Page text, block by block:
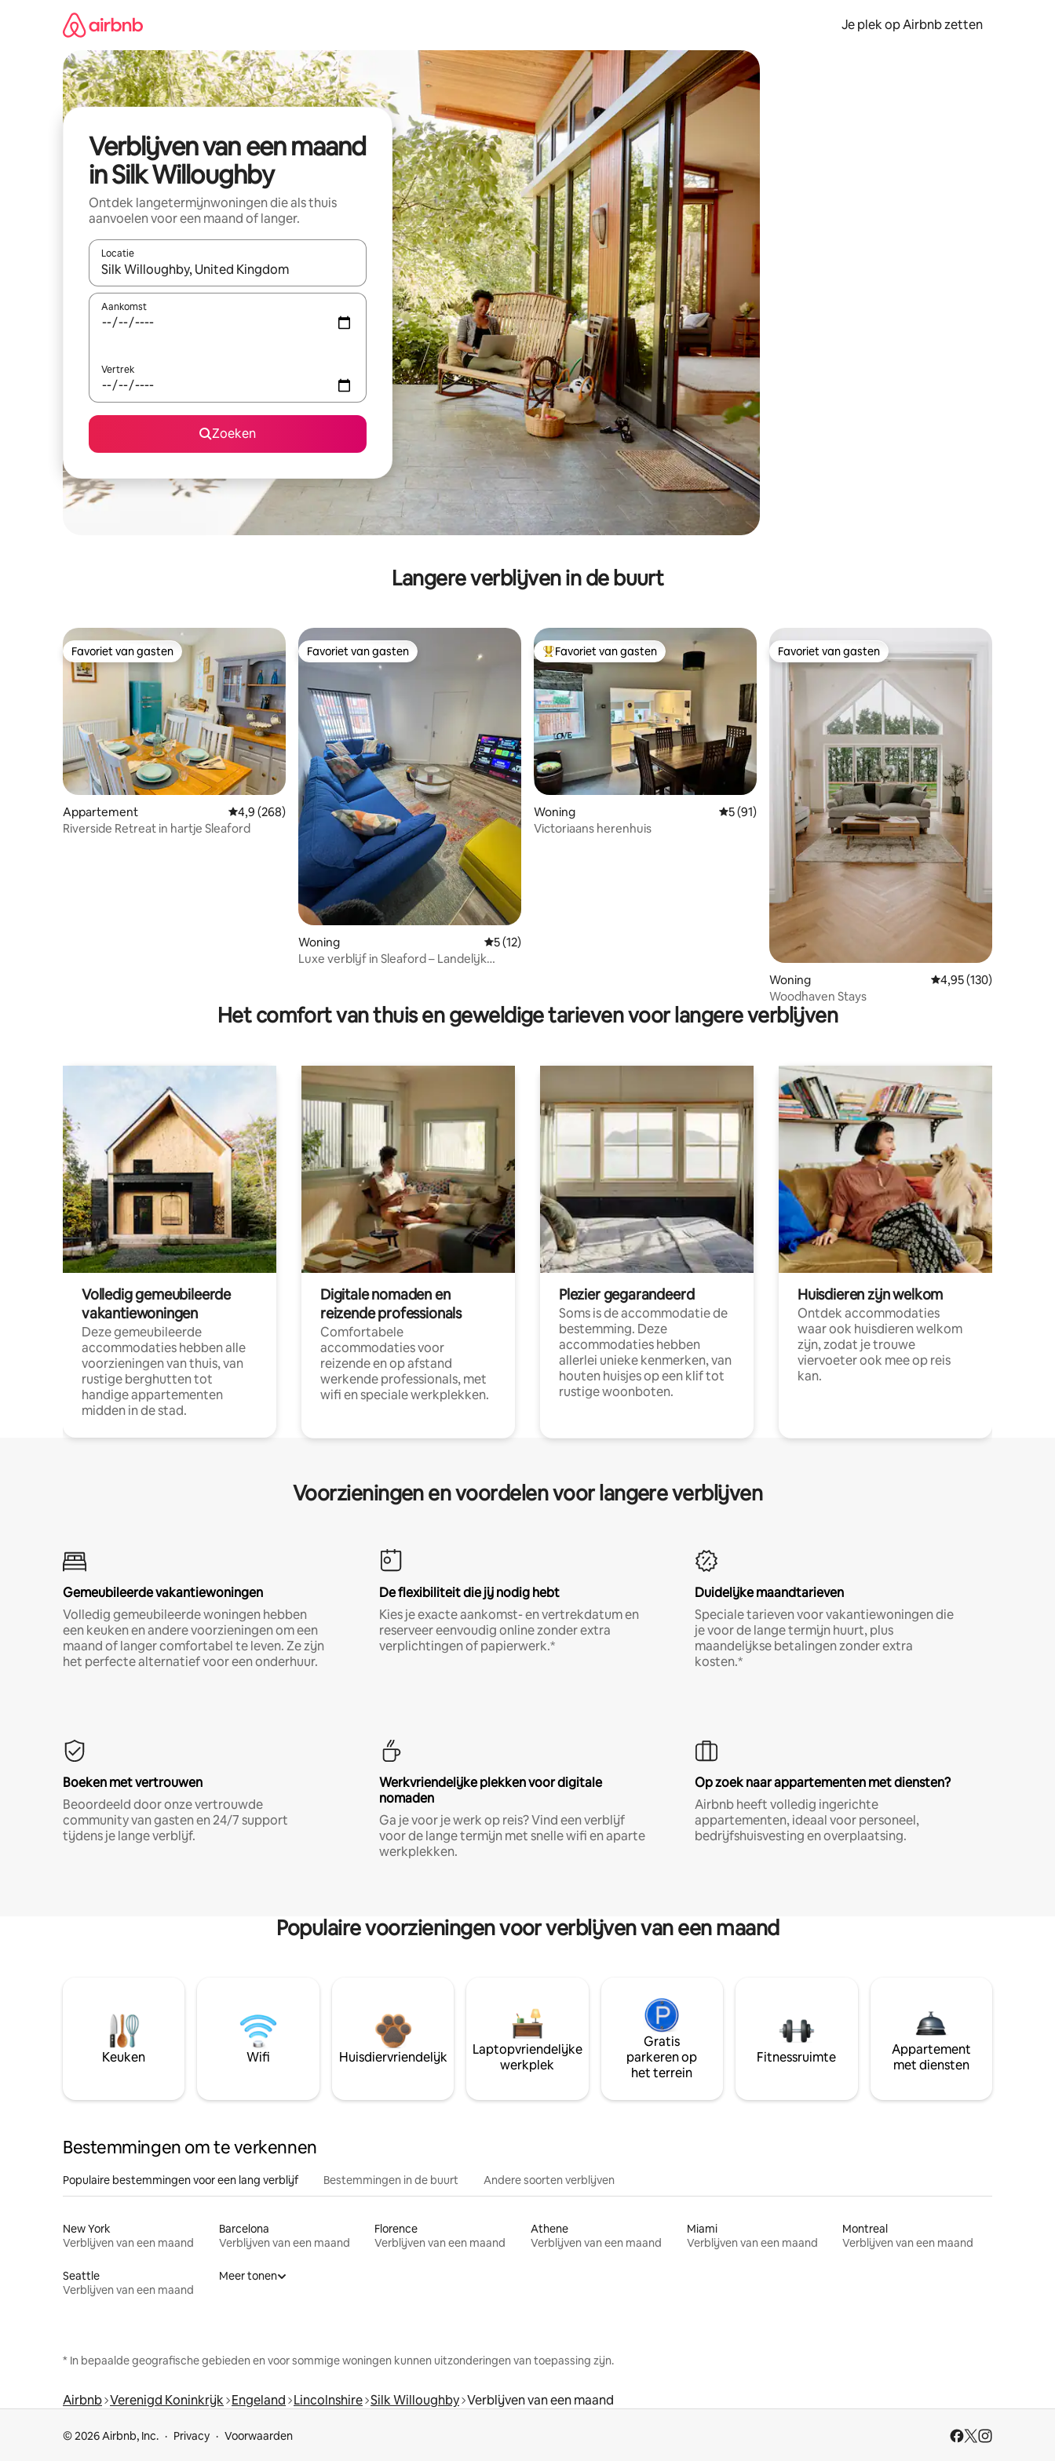
Je plek op Airbnb zetten
Verblijven van een maand
in Silk Willoughby
Ontdek langetermijnwoningen die als thuis
aanvoelen voor een maand of langer.
Locatie
Wanneer er resultaten beschikbaar zijn, maak je een keuze met je de pijltjestoetsen omhoog en omlaag, óf door te tikken of swipen.
Aankomst
Vertrek
Zoeken
Langere verblijven in de buurt
Favoriet van gasten
Favoriet van gasten
Appartement Gemiddelde beoordeling van 4,9 op 5, 268 recensies
4,9 (268)
Riverside Retreat in hartje Sleaford
Favoriet van gasten
Favoriet van gasten
Woning Gemiddelde beoordeling van 5 op 5, 12 recensies
5 (12)
Luxe verblijf in Sleaford – Landelijk
Topfavoriet van gasten
Favoriet van gasten
Woning Gemiddelde beoordeling van 5 op 5, 91 recensies
5 (91)
Victoriaans herenhuis
Favoriet van gasten
Favoriet van gasten
Woning Gemiddelde
4,95 (130)
Woodhaven Stays
Het comfort van thuis en geweldige tarieven voor langere verblijven
Volledig gemeubileerde
vakantiewoningen
Deze gemeubileerde
accommodaties hebben alle
voorzieningen van thuis, van
rustige berghutten tot
handige appartementen
midden in de stad.
Digitale nomaden en
reizende professionals
Comfortabele
accommodaties voor
reizende en op afstand
werkende professionals, met
wifi en speciale werkplekken.
Plezier gegarandeerd
Soms is de accommodatie de
bestemming. Deze
accommodaties hebben
allerlei unieke kenmerken, van
houten huisjes op een klif tot
rustige woonboten.
Huisdieren zijn welkom
Ontdek accommodaties
waar ook huisdieren welkom
zijn, zodat je trouwe
viervoeter ook mee op reis
kan.
Voorzieningen en voordelen voor langere verblijven
Gemeubileerde vakantiewoningen
Volledig gemeubileerde woningen hebben
een keuken en andere voorzieningen om een
maand of langer comfortabel te leven. Ze zijn
het perfecte alternatief voor een onderhuur.
De flexibiliteit die jij nodig hebt
Kies je exacte aankomst- en vertrekdatum en
reserveer eenvoudig online zonder extra
verplichtingen of papierwerk.*
Duidelijke maandtarieven
Speciale tarieven voor vakantiewoningen die
je voor de lange termijn huurt, plus
maandelijkse betalingen zonder extra
kosten.*
Boeken met vertrouwen
Beoordeeld door onze vertrouwde
community van gasten en 24/7 support
tijdens je lange verblijf.
Werkvriendelijke plekken voor digitale
nomaden
Ga je voor je werk op reis? Vind een verblijf
voor de lange termijn met snelle wifi en aparte
werkplekken.
Op zoek naar appartementen met diensten?
Airbnb heeft volledig ingerichte
appartementen, ideaal voor personeel,
bedrijfshuisvesting en overplaatsing.
Populaire voorzieningen voor verblijven van een maand
Keuken Wifi Huisdiervriendelijk
Laptopvriendelijke
werkplek
Gratis
parkeren op
het terrein
Fitnessruimte
Appartement
met diensten
Bestemmingen om te verkennen
Populaire bestemmingen voor een lang verblijf Bestemmingen in de buurt Andere soorten verblijven
New York
Verblijven van een maand
Barcelona
Verblijven van een maand
Florence
Verblijven van een maand
Athene
Verblijven van een maand
Miami
Verblijven van een maand
Montreal
Verblijven van een maand
Seattle
Verblijven van een maand
Meer tonen
* In bepaalde geografische gebieden en voor sommige woningen kunnen uitzonderingen van toepassing zijn.
Airbnb Verenigd Koninkrijk Engeland Lincolnshire Silk Willoughby Verblijven van een maand
© 2026 Airbnb, Inc. Privacy Voorwaarden